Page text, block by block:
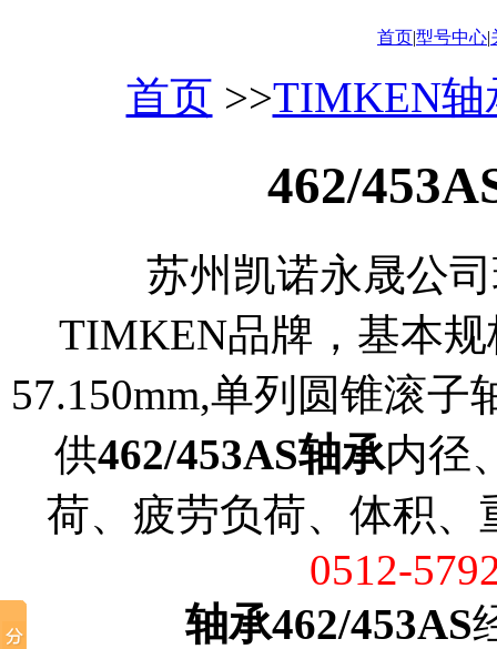
首页|型号中心|
首页 >>TIMKEN轴
462/
苏州凯诺永晟公司
TIMKEN品牌，基本规
57.150mm,单列圆锥滚
供462/453AS轴承内径
荷、疲劳负荷、体积
0512-
轴承462/453AS